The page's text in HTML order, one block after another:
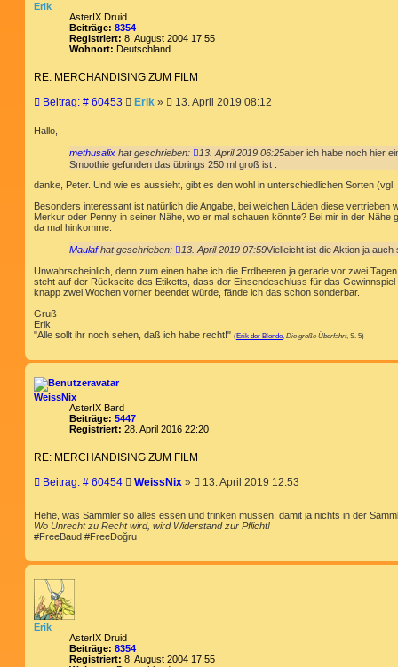
Erik
AsterIX Druid
Beiträge: 8354
Registriert: 8. August 2004 17:55
Wohnort: Deutschland
RE: MERCHANDISING ZUM FILM
Beitrag: # 60453B
r
a
g
Erik » 13. April 2019 08:12
Hallo,
methusalix hat geschrieben: 13. April 2019 06:25aber ich habe noch hier
Smoothie gefunden das übrings 250 ml groß ist .
danke, Peter. Und wie es aussieht, gibt es den wohl in unterschiedlichen Sorten
Besonders interessant ist natürlich die Angabe, bei welchen Läden diese vertrieben
Merkur oder Penny in seiner Nähe, wo er mal schauen könnte? Bei mir in der Nähe
da mal hinkomme.
Maulafhat geschrieben: 13. April 2019 07:59Vielleicht ist die Aktion ja
Unwahrscheinlich, denn zum einen habe ich die Erdbeeren ja gerade vor zwei
steht auf der Rückseite des Etiketts, dass der Einsendeschluss für das Gewinnspiel
knapp zwei Wochen vorher beendet würde, fände ich das schon sonderbar.
Gruß
Erik
"Alle sollt ihr noch sehen, daß ich habe recht!" (Erik der Blonde, Die große Überfahrt, S. 5)
WeissNix
AsterIX Bard
Beiträge: 5447
Registriert: 28. April 2016 22:20
RE: MERCHANDISING ZUM FILM
Beitrag: # 60454B
t
r
g
WeissNix » 13. April 2019 12:53
Hehe, was Sammler so alles essen und trinken müssen, damit ja nichts in der
Wo Unrecht zu Recht wird, wird Widerstand zur Pflicht!
#FreeBaud #FreeDoğru
Erik
AsterIX Druid
Beiträge: 8354
Registriert: 8. August 2004 17:55